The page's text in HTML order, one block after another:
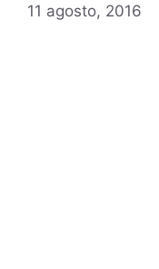
11 agosto, 2016